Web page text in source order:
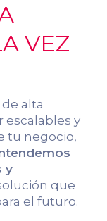
VEZ
alta
escalables y
tu negocio,
y
que
el futuro.